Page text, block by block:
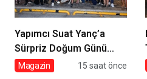
Yapımcı Suat Yanç’a
Sürpriz Doğum Günü
Kutlaması!
Magazin 15 saat önce